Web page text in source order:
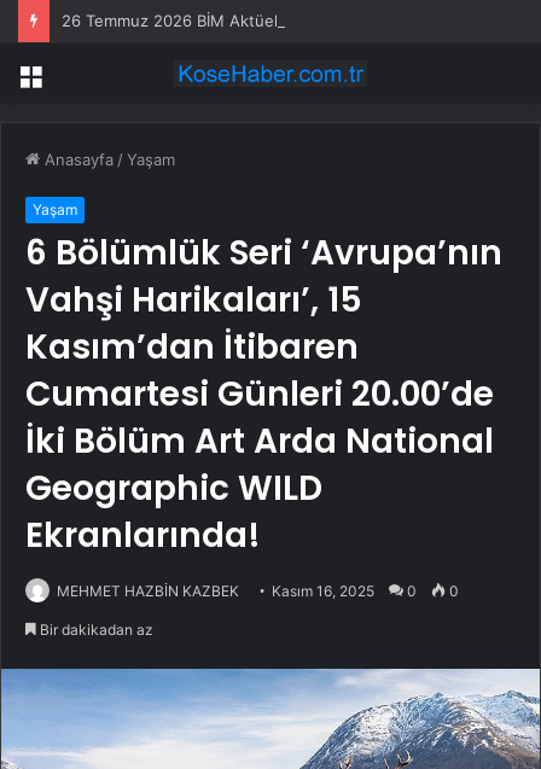
Menü
Anasayfa /Yaşam
Yaşam
6 Bölümlük Seri ‘Avrupa’nın
Vahşi Harikaları’, 15
Kasım’dan İtibaren
Cumartesi Günleri 20.00’de
İki Bölüm Art Arda National
Geographic WILD
Ekranlarında!
MEHMET HAZBİN KAZBEK Kasım 16, 2025 0 0
Bir dakikadan az